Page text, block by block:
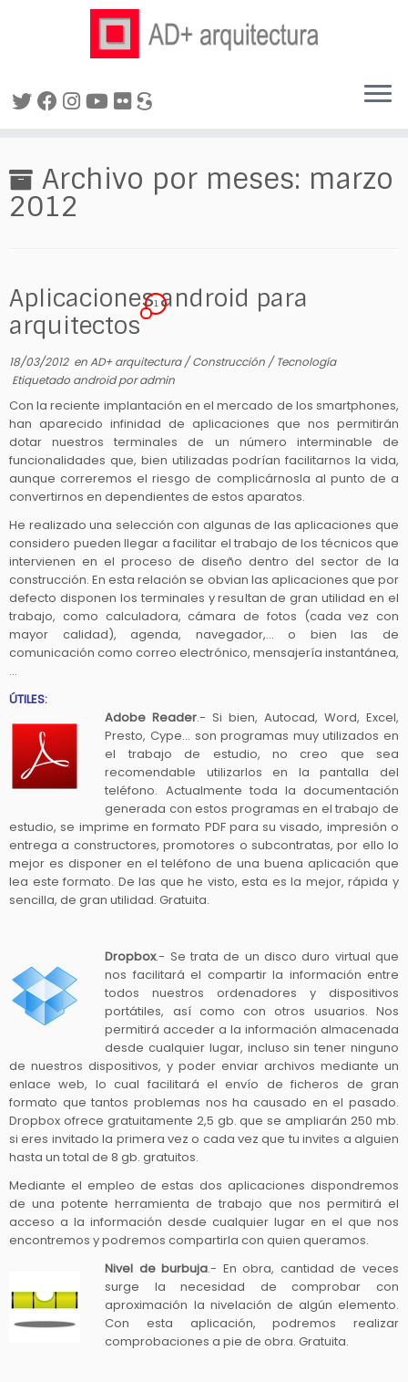
contenidoArchivo por meses: marzo
2012
Aplicaciones android para
arquitectos
1
18/03/2012enAD+ arquitectura/Construcción /Tecnología
Etiquetado androidporadmin
Con la reciente implantación en el mercado de los smartphones,
han aparecido infinidad de aplicaciones que nos permitirán
dotar nuestros terminales de un número interminable de
funcionalidades que, bien utilizadas podrían facilitarnos la vida,
aunque correremos el riesgo de complicárnosla al punto de a
convertirnos en dependientes de estos aparatos.
He realizado una selección con algunas de las aplicaciones que
considero pueden llegar a facilitar el trabajo de los técnicos que
intervienen en el proceso de diseño dentro del sector de la
construcción. En esta relación se obvian las aplicaciones que por
defecto disponen los terminales y resultan de gran utilidad en el
trabajo, como calculadora, cámara de fotos (cada vez con
mayor calidad), agenda, navegador,… o bien las de
comunicación como correo electrónico, mensajería instantánea,
…
ÚTILES:
Adobe Reader.- Si bien, Autocad, Word, Excel,
Presto, Cype… son programas muy utilizados en
el trabajo de estudio, no creo que sea
recomendable utilizarlos en la pantalla del
teléfono. Actualmente toda la documentación
generada con estos programas en el trabajo de
estudio, se imprime en formato PDF para su visado, impresión o
entrega a constructores, promotores o subcontratas, por ello lo
mejor es disponer en el teléfono de una buena aplicación que
lea este formato. De las que he visto, esta es la mejor, rápida y
sencilla, de gran utilidad. Gratuita.
Dropbox.- Se trata de un disco duro virtual que
nos facilitará el compartir la información entre
todos nuestros ordenadores y dispositivos
portátiles, así como con otros usuarios. Nos
permitirá acceder a la información almacenada
desde cualquier lugar, incluso sin tener ninguno
de nuestros dispositivos, y poder enviar archivos mediante un
enlace web, lo cual facilitará el envío de ficheros de gran
formato que tantos problemas nos ha causado en el pasado.
Dropbox ofrece gratuitamente 2,5 gb. que se ampliarán 250 mb.
si eres invitado la primera vez o cada vez que tu invites a alguien
hasta un total de 8 gb. gratuitos.
Mediante el empleo de estas dos aplicaciones dispondremos
de una potente herramienta de trabajo que nos permitirá el
acceso a la información desde cualquier lugar en el que nos
encontremos y podremos compartirla con quien queramos.
Nivel de burbuja.- En obra, cantidad de veces
surge la necesidad de comprobar con
aproximación la nivelación de algún elemento.
Con esta aplicación, podremos realizar
comprobaciones a pie de obra. Gratuita.